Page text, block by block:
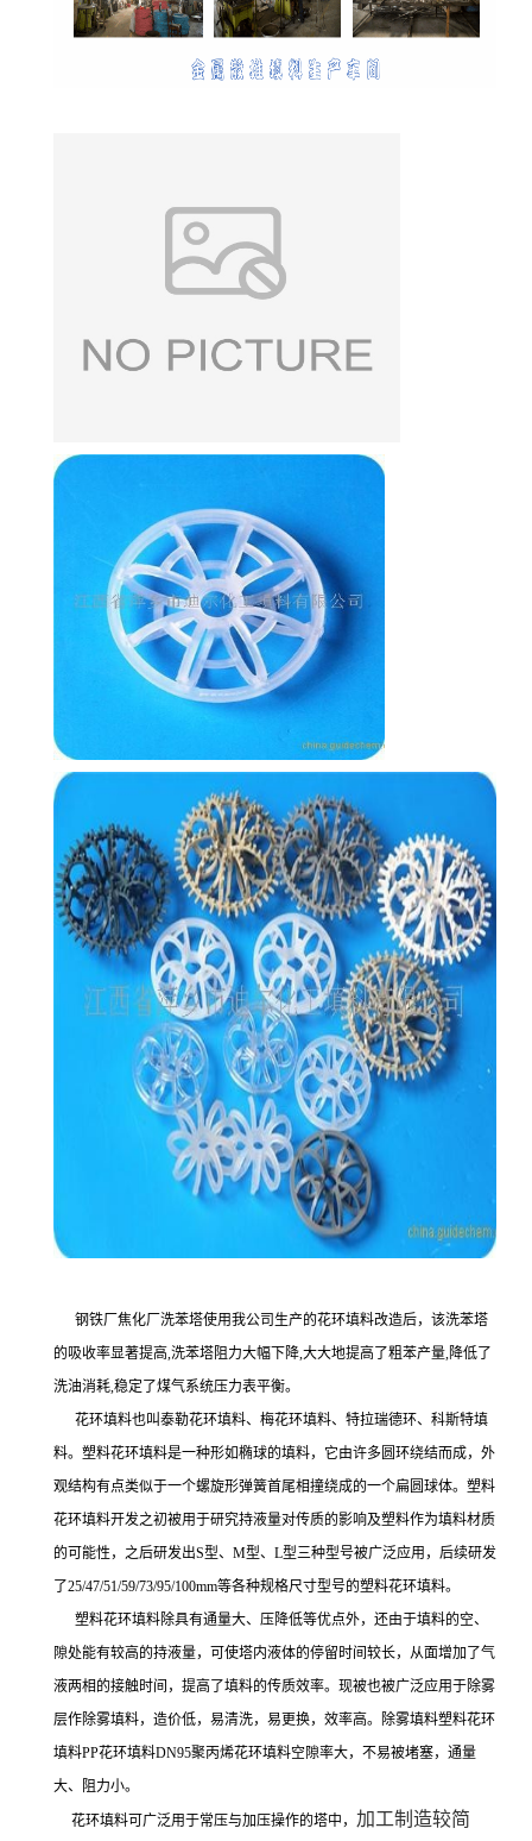
钢铁厂焦化厂洗苯塔使用我公司生产的花环填料改造后，该洗苯塔
的吸收率显著提高,洗苯塔阻力大幅下降,大大地提高了粗苯产量,降低了
洗油消耗,稳定了煤气系统压力表平衡。
花环填料也叫泰勒花环填料、梅花环填料、特拉瑞德环、科斯特填
料。塑料花环填料是一种形如椭球的填料，它由许多圆环绕结而成，外
观结构有点类似于一个螺旋形弹簧首尾相撞绕成的一个扁圆球体。塑料
花环填料开发之初被用于研究持液量对传质的影响及塑料作为填料材质
的可能性，之后研发出S型、M型、L型三种型号被广泛应用，后续研发
了25/47/51/59/73/95/100mm等各种规格尺寸型号的塑料花环填料。
塑料花环填料除具有通量大、压降低等优点外，还由于填料的空、
隙处能有较高的持液量，可使塔内液体的停留时间较长，从面增加了气
液两相的接触时间，提高了填料的传质效率。现被也被广泛应用于除雾
层作除雾填料，造价低，易清洗，易更换，效率高。除雾填料塑料花环
填料PP花环填料DN95聚丙烯花环填料空隙率大，不易被堵塞，通量
大、阻力小。
花环填料可广泛用于常压与加压操作的塔中， 加工制造较简